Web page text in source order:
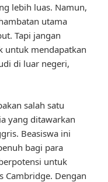
lebih luas. Namun,
utama
Tapi jangan
untuk mendapatkan
di luar negeri,
salah satu
yang ditawarkan
Beasiswa ini
bagi para
untuk
Cambridge. Dengan